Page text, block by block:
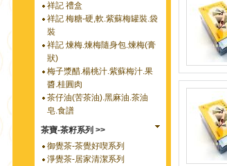
祥記 禮盒
祥記 梅糖-硬,軟.紫蘇梅罐裝.袋
裝
祥記 煉梅.煉梅隨身包.煉梅(膏
狀)
梅子漿醋.楊桃汁.紫蘇梅汁.果
醬.桂圓肉
茶仔油(苦茶油).黑麻油.茶油
皂.食譜
茶寶-茶籽系列 >>
御覺茶-茶覺好喫系列
淨覺茶-居家清潔系列